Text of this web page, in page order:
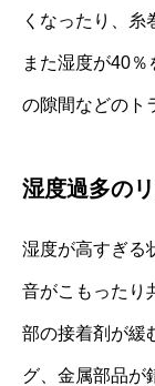
くなったり、糸
また湿度が40
の隙間などのト
湿度過多の
湿度が高すぎる
音がこもったり
部の接着剤が緩
グ、金属部品が